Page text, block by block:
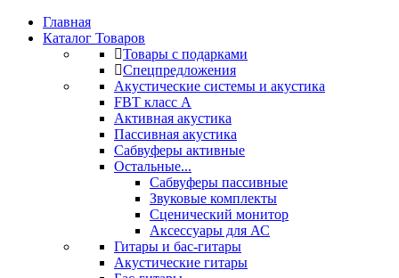
Главная
Каталог Товаров
Товары с подарками
Спецпредложения
Акустические системы и акустика
FBT класс А
Активная акустика
Пассивная акустика
Сабвуферы активные
Остальные...
Сабвуферы пассивные
Звуковые комплекты
Сценический монитор
Аксессуары для АС
Гитары и бас-гитары
Акустические гитары